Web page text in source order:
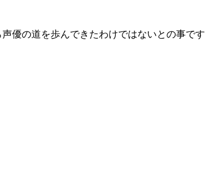
優の道を歩んできたわけではないとの事です